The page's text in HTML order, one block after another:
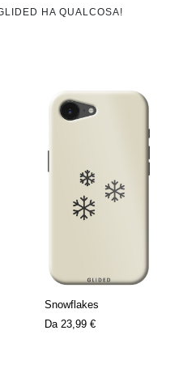
HA QUALCOSA!
Snowflakes
Da 23,99 €